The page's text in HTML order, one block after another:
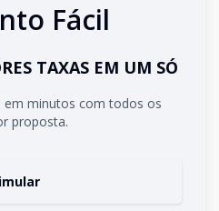
Fácil
TAXAS EM UM SÓ
em minutos com todos os
proposta.